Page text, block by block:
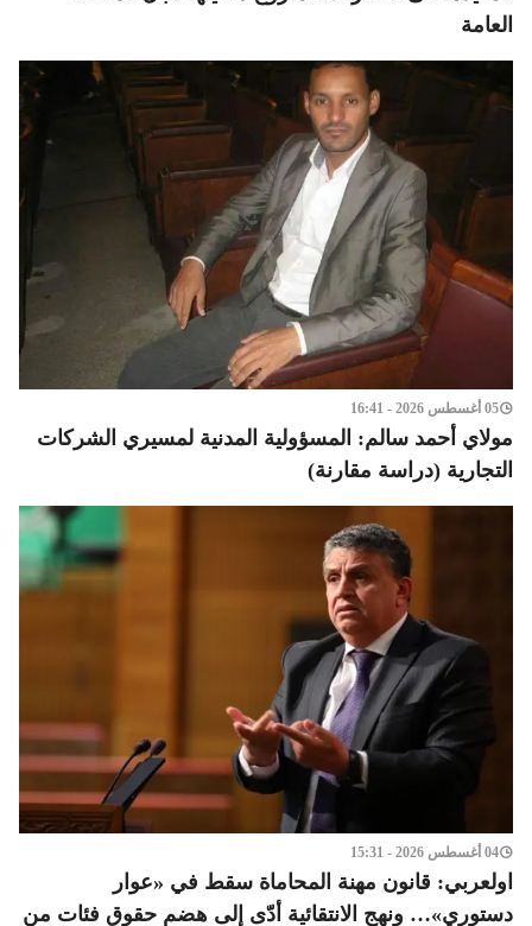
العامة
05 أغسطس 2026 - 16:41
مولاي أحمد سالم: المسؤولية المدنية لمسيري الشركات
التجارية (دراسة مقارنة)
04 أغسطس 2026 - 15:31
اولعربي: قانون مهنة المحاماة سقط في «عوار
دستوري»… ونهج الانتقائية أدّى إلى هضم حقوق فئات من